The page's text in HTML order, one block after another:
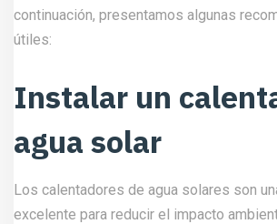
continuación, presentamos algunas
útiles:
Instalar un
agua solar
Los calentadores de agua solares son
excelente para reducir el impacto